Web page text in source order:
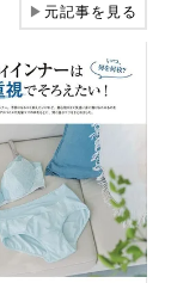
▶元記事を見る